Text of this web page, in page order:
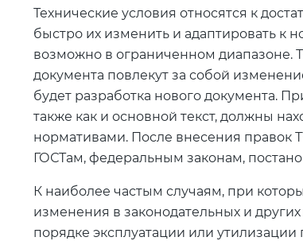
Технические условия относятся к
быстро их изменить и адаптировать
возможно в ограниченном диапазоне.
документа повлекут за собой
будет разработка нового документа.
также как и основной текст, должны
нормативами. После внесения
ГОСТам, федеральным законам,
К наиболее частым случаям, при
изменения в законодательных и
порядке эксплуатации или